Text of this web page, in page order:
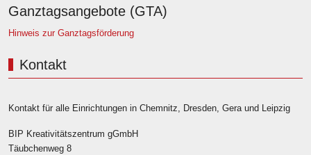
Ganztagsangebote (GTA)
Hinweis zur Ganztagsförderung
Kontakt
Kontakt für alle Einrichtungen in Chemnitz, Dresden, Gera und Leipzig
BIP Kreativitätszentrum gGmbH
Täubchenweg 8